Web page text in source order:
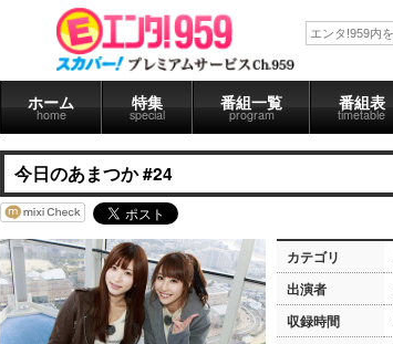
ホーム
home
特集
special
番組一覧
program
番組表
timetable
今日のあまつか #24
カテゴリ
出演者
収録時間